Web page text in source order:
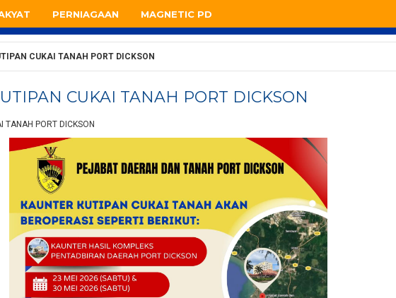
PERNIAGAAN MAGNETIC PD
CUKAI TANAH PORT DICKSON
CUKAI TANAH PORT DICKSON
TANAH PORT DICKSON